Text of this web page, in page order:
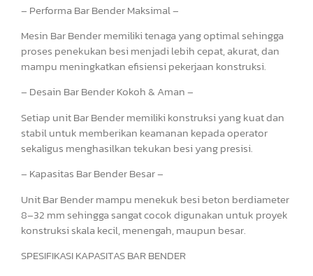
– Performa Bar Bender Maksimal –
Mesin Bar Bender memiliki tenaga yang optimal sehingga
proses penekukan besi menjadi lebih cepat, akurat, dan
mampu meningkatkan efisiensi pekerjaan konstruksi.
– Desain Bar Bender Kokoh & Aman –
Setiap unit Bar Bender memiliki konstruksi yang kuat dan
stabil untuk memberikan keamanan kepada operator
sekaligus menghasilkan tekukan besi yang presisi.
– Kapasitas Bar Bender Besar –
Unit Bar Bender mampu menekuk besi beton berdiameter
8–32 mm sehingga sangat cocok digunakan untuk proyek
konstruksi skala kecil, menengah, maupun besar.
SPESIFIKASI KAPASITAS BAR BENDER